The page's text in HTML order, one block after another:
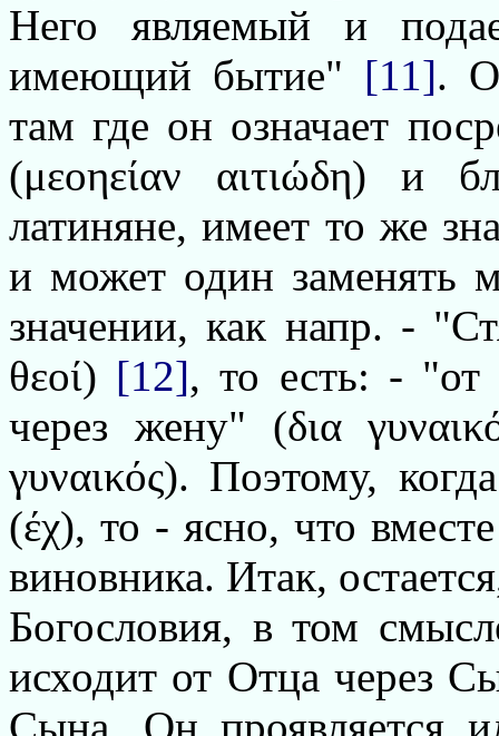
Него являемый и
имеющий бытие" [11].
там где он означает
(μεοηείαν αιτιώδη) и
латиняне, имеет то же
и может один заменять
значении, как напр. -
θεοί) [12], то есть: -
через жену" (δια
γυναικός). Поэтому,
(έχ), то - ясно, что
виновника. Итак,
Богословия, в том
исходит от Отца через